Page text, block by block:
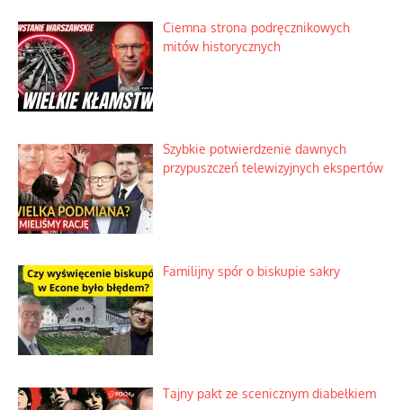
Ciemna strona podręcznikowych
mitów historycznych
Szybkie potwierdzenie dawnych
przypuszczeń telewizyjnych ekspertów
Familijny spór o biskupie sakry
Tajny pakt ze scenicznym diabełkiem